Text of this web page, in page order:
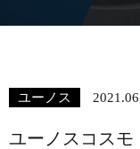
ユーノス
ユーノスコス